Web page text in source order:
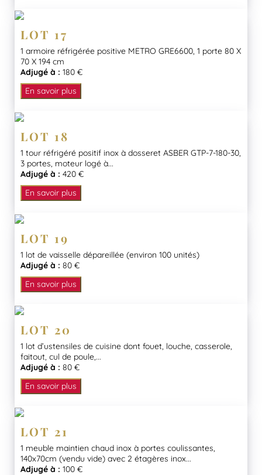
LOT 17
1 armoire réfrigérée positive METRO GRE6600, 1 porte 80 X
70 X 194 cm
Adjugé à : 180 €
En savoir plus
LOT 18
1 tour réfrigéré positif inox à dosseret ASBER GTP-7-180-30,
3 portes, moteur logé à...
Adjugé à : 420 €
En savoir plus
LOT 19
1 lot de vaisselle dépareillée (environ 100 unités)
Adjugé à : 80 €
En savoir plus
LOT 20
1 lot d’ustensiles de cuisine dont fouet, louche, casserole,
faitout, cul de poule,...
Adjugé à : 80 €
En savoir plus
LOT 21
1 meuble maintien chaud inox à portes coulissantes,
140x70cm (vendu vide) avec 2 étagères inox...
Adjugé à : 100 €